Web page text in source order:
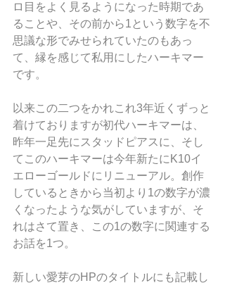
ロ目をよく見るようになった時期であ
ることや、その前から1という数字を不
思議な形でみせられていたのもあっ
て、縁を感じて私用にしたハーキマー
です。
以来この二つをかれこれ3年近くずっと
着けておりますが初代ハーキマーは、
昨年一足先にスタッドピアスに、そし
てこのハーキマーは今年新たにK10イ
エローゴールドにリニューアル。創作
しているときから当初より1の数字が濃
くなったような気がしていますが、そ
れはさて置き、この1の数字に関連する
お話を1つ。
新しい愛芽のHPのタイトルにも記載し